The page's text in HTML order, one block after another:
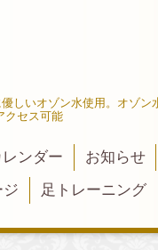
しいオゾン水使用。オゾン
クセス可能
レンダー お知らせ
ジ 足トレーニング